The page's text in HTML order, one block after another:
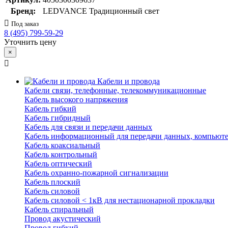
Бренд:
LEDVANCE Традиционный свет
Под заказ
8 (495) 799-59-29
Уточнить цену
×
Кабели и провода
Кабели связи, телефонные, телекоммуникационные
Кабель высокого напряжения
Кабель гибкий
Кабель гибридный
Кабель для связи и передачи данных
Кабель информационный для передачи данных,
Кабель коаксиальный
Кабель контрольный
Кабель оптический
Кабель охранно-пожарной сигнализации
Кабель плоский
Кабель силовой
Кабель силовой < 1кВ для нестационарной прокладки
Кабель спиральный
Провод акустический